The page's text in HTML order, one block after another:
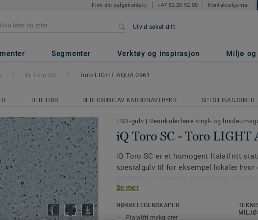
Finn din salgskontakt +47 32 20 92 00 Kontaktskjema
Utvid søket ditt
Segmenter Verktøy og inspirasjon Miljø og
LIGHT AQUA 0961
iQ Toro SC Toro LIGHT AQUA 0961
TILBEHØR BEREGNING AV KARBONAVTRYKK SPESIFIKASJONER
ESD-gulv | Resirkulerbare vinyl- og
iQ Toro SC - Toro LIGHT
iQ Toro SC er et homogent ftalatfritt
spesialgulv til for eksempel lokaler
gjennomgangsmotstand 10
overflateforsterket med strømavledende
Se mer
NØKKELEGENSKAPER
Ftalatfri mykgjører